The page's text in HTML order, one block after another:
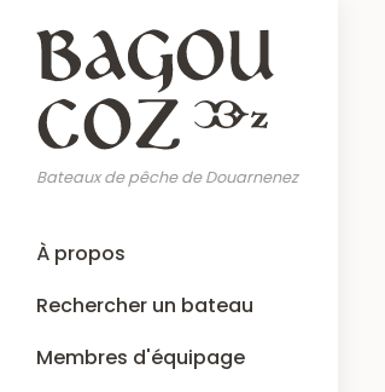
contenu
principal
Bateaux de pêche de Douarnenez
Main
navigation
À propos
Rechercher un bateau
Membres d'équipage